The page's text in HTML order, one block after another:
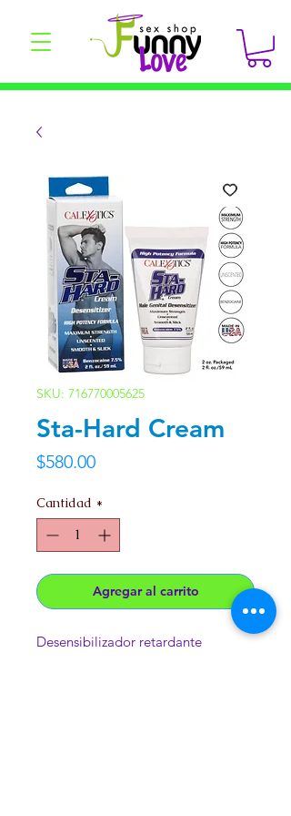
SKU: 716770005625
Sta-Hard Cream
$580.00Precio
Cantidad *
Agregar al carrito
Desensibilizador retardante